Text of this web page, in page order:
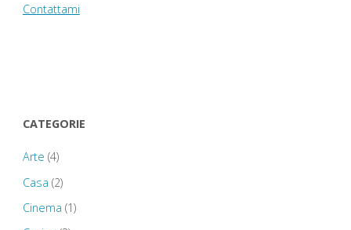
Contattami
CATEGORIE
Arte (4)
Casa (2)
Cinema (1)